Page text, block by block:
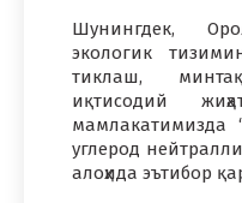
Шунингдек,
экологик
тиклаш,
иқтисодий
мамлакатимизда
углерод
алоҳида эътибор